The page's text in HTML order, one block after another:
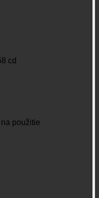
cd
použitie